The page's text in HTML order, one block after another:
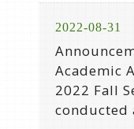
2022-08-31
Academic
2022 Fall
conducted